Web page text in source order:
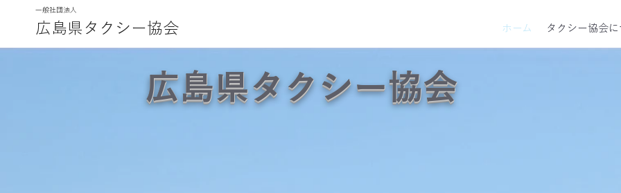
​一般社団法人
広島県タクシー協会 ホーム タクシー協会
広島県タクシー協会